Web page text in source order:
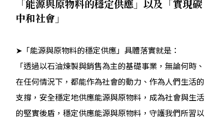
「能源與原物料的穩定供應」以及「實現碳
中和社會」
➤「能源與原物料的穩定供應」具體落實就是：
「透過以石油煉製與銷售為主的基礎事業，無論何時、
在任何情況下，都能作為社會的動力、作為人們生活的
支撐，安全穩定地供應能源與原物料，成為社會與生活
的堅實後盾，穩定供應能源與原物料，守護我們所習以